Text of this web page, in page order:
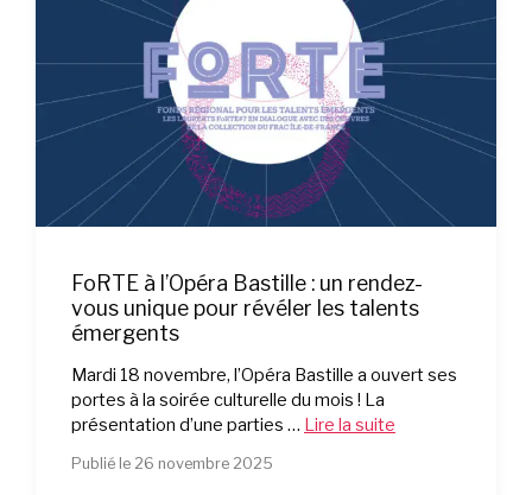
FoRTE à l’Opéra Bastille : un rendez-
vous unique pour révéler les talents
émergents
Mardi 18 novembre, l’Opéra Bastille a ouvert ses
portes à la soirée culturelle du mois ! La
présentation d’une parties … Lire la suite
Publié le 26 novembre 2025